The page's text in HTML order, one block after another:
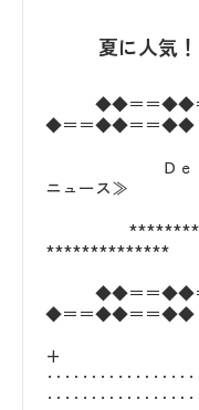
夏に人気
◆◆＝＝◆◆＝
◆＝＝◆◆＝＝◆◆
Ｄｅｃｏｔ
ニュース≫
**************
◆◆＝＝◆◆＝
◆＝＝◆◆＝＝◆◆
+